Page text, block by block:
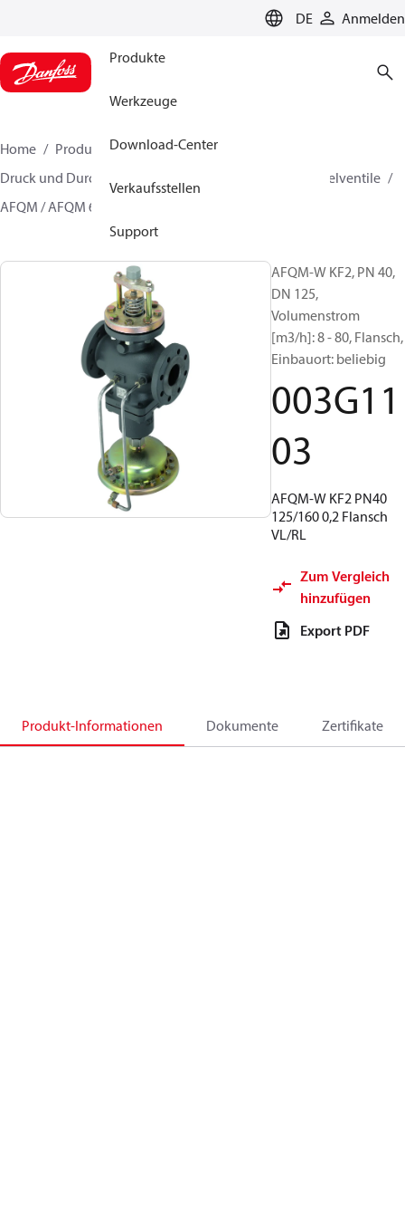
DE Anmelden
Produkte
Werkzeuge
Download-Center
Verkaufsstellen
Support
Home Produkte
Lösung für Wärmetechnik
Druck und Durchflussregler
Druckunabhängige Regelventile
AFQM / AFQM 6
AFQM-W KF2, PN 40,
DN 125,
Volumenstrom
[m3/h]: 8 - 80, Flansch,
Einbauort: beliebig
003G11
03
AFQM-W KF2 PN40
125/160 0,2 Flansch
VL/RL
Zum Vergleich
hinzufügen
Export PDF
Produkt-Informationen Dokumente Zertifikate